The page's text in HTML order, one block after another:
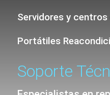
Servidores y
Portátiles
Soporte